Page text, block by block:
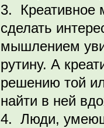
3. Креативное
сделать
мышлением
рутину. А
решению той
найти в ней
4. Люди,